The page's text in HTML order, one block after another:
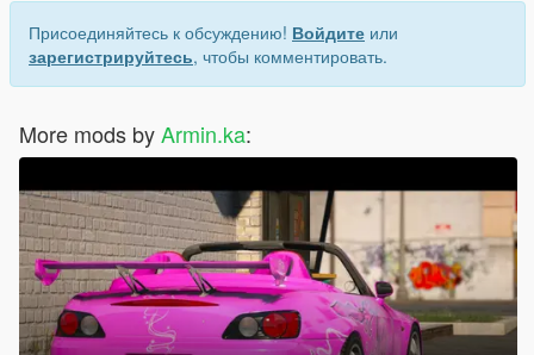
Присоединяйтесь к обсуждению! Войдите или
зарегистрируйтесь, чтобы комментировать.
More mods byArmin.ka: